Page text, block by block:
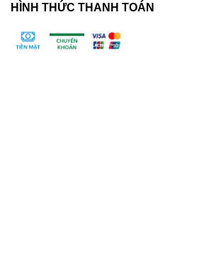
HÌNH THỨC THANH TOÁN